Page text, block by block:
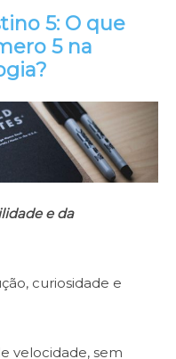
5: O que
5 na
e da
curiosidade e
velocidade, sem